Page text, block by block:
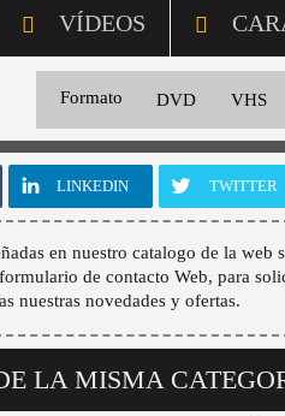
VÍDEOS
Formato DVD VHS
LINKEDIN TWITTER
en nuestro catalogo de la
de contacto Web, para
nuestras novedades y ofertas.
LA MISMA